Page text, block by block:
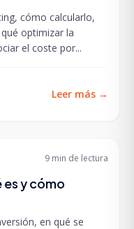
cómo calcularlo,
optimizar la
el coste por...
Leer más →
9 min de lectura
es y cómo
en qué se